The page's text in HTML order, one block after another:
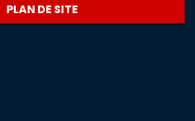
PLAN DE SITE